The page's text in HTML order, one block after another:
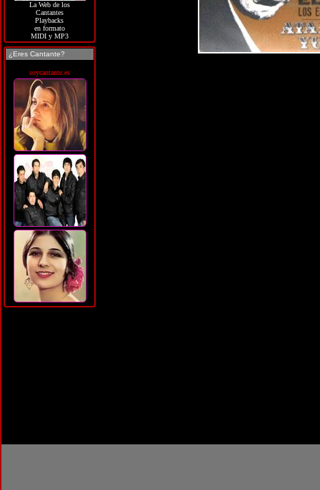
La Web de los
Cantantes
Playbacks
en formato
MIDI y MP3
¿Eres Cantante?
soycantante.es